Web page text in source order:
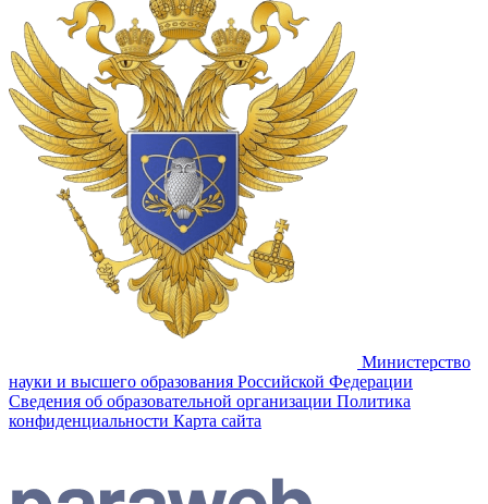
Министерство
науки и высшего образования Российской Федерации
Сведения об образовательной организации Политика
конфиденциальности Карта сайта